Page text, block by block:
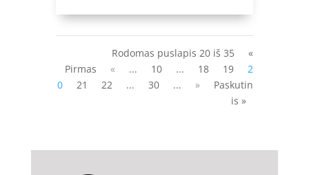
Rodomas puslapis 20 iš 35
«
Pirmas
« ... 10 ... 18 19
2
0
21 22 ... 30 ... »
Paskutin
is »